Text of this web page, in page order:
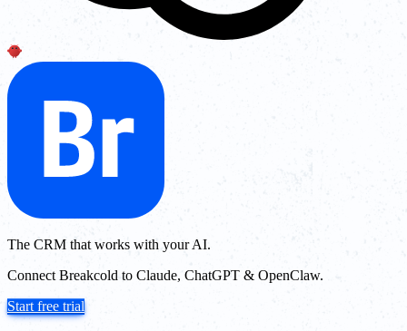
The CRM that works with your AI.
Connect Breakcold to Claude, ChatGPT & OpenClaw.
Start free trial